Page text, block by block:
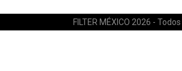
FILTER MÉXICO 2026 -